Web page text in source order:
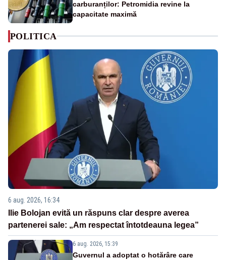
carburanților: Petromidia revine la
capacitate maximă
POLITICA
6 aug. 2026, 16:34
Ilie Bolojan evită un răspuns clar despre averea
partenerei sale: „Am respectat întotdeauna legea”
6 aug. 2026, 15:39
Guvernul a adoptat o hotărâre care